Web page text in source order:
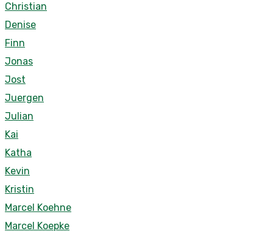
Christian
Denise
Finn
Jonas
Jost
Juergen
Julian
Kai
Katha
Kevin
Kristin
Marcel Koehne
Marcel Koepke